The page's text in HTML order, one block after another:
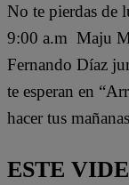
No te pierdas de
9:00 a.m Maju
Fernando Díaz
te esperan en
hacer tus
ESTE